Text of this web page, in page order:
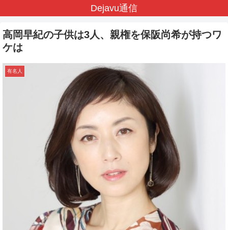
Dejavu通信
高岡早紀の子供は3人、親権を保阪尚希が持つワ
ケは
有名人